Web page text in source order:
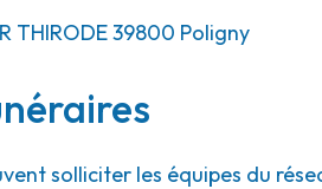
THIRODE39800 Poligny
solliciter les équipes du